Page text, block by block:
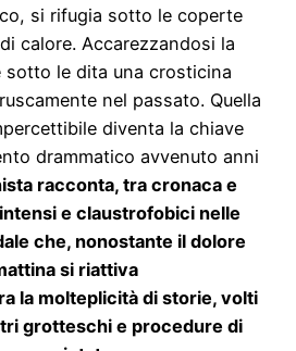
si rifugia sotto le coperte
calore. Accarezzandosi la
sotto le dita una crosticina
nel passato. Quella
diventa la chiave
drammatico avvenuto anni
racconta, tra cronaca e
e claustrofobici nelle
che, nonostante il dolore
si riattiva
la molteplicità di storie, volti
grotteschi e procedure di